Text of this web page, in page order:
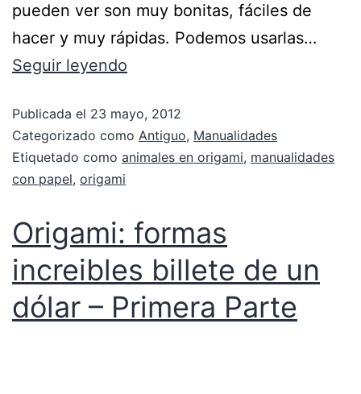
pueden ver son muy bonitas, fáciles de
hacer y muy rápidas. Podemos usarlas…
Seguir leyendo
Publicada el 23 mayo, 2012
Categorizado como Antiguo, Manualidades
Etiquetado como animales en origami, manualidades
con papel, origami
Origami: formas
increibles billete de un
dólar – Primera Parte